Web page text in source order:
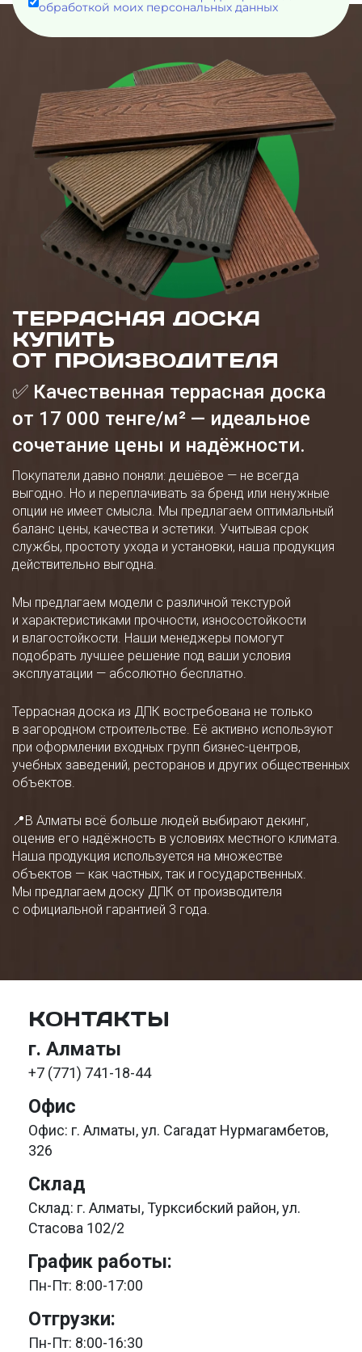
обработкой моих персональных данных
ТЕРРАСНАЯ ДОСКА
КУПИТЬ
ОТ ПРОИЗВОДИТЕЛЯ
✅ Качественная террасная доска
от 17 000 тенге/м² — идеальное
сочетание цены и надёжности.
Покупатели давно поняли: дешёвое — не всегда
выгодно. Но и переплачивать за бренд или ненужные
опции не имеет смысла. Мы предлагаем оптимальный
баланс цены, качества и эстетики. Учитывая срок
службы, простоту ухода и установки, наша продукция
действительно выгодна.
Мы предлагаем модели с различной текстурой
и характеристиками прочности, износостойкости
и влагостойкости. Наши менеджеры помогут
подобрать лучшее решение под ваши условия
эксплуатации — абсолютно бесплатно.
Террасная доска из ДПК востребована не только
в загородном строительстве. Её активно используют
при оформлении входных групп бизнес-центров,
учебных заведений, ресторанов и других общественных
объектов.
📍В Алматы всё больше людей выбирают декинг,
оценив его надёжность в условиях местного климата.
Наша продукция используется на множестве
объектов — как частных, так и государственных.
Мы предлагаем доску ДПК от производителя
с официальной гарантией 3 года.
КОНТАКТЫ
г. Алматы
+7 (771) 741-18-44
Офис
Офис: г. Алматы, ул. Сагадат Нурмагамбетов,
326
Склад
Склад: г. Алматы, Турксибский район, ул.
Стасова 102/2
График работы:
Пн-Пт: 8:00-17:00
Отгрузки:
Пн-Пт: 8:00-16:30